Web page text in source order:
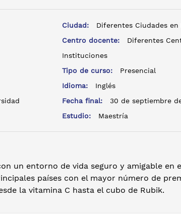
Ciudad:
Diferentes Ciudades en
Centro docente:
Diferentes
Instituciones
Tipo de curso:
Presencial
Idioma:
Inglés
Fecha final:
30 de septiembre
Estudio:
Maestría
un entorno de vida seguro y amigable en
países con el mayor número de
la vitamina C hasta el cubo de Rubik.